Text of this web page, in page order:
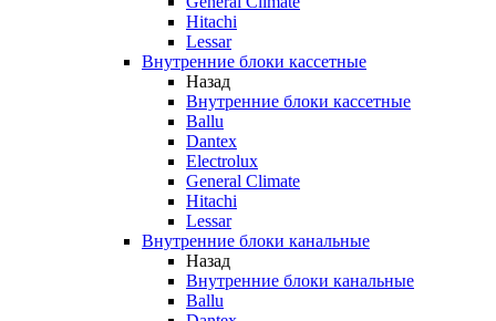
Hitachi
Lessar
Внутренние блоки кассетные
Назад
Внутренние блоки кассетные
Ballu
Dantex
Electrolux
General Climate
Hitachi
Lessar
Внутренние блоки канальные
Назад
Внутренние блоки канальные
Ballu